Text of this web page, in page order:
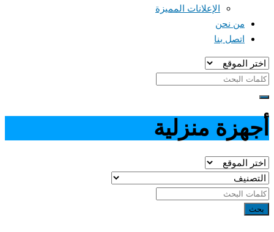
الإعلانات المميزة
من نحن
اتصل بنا
أجهزة منزلية
بحث